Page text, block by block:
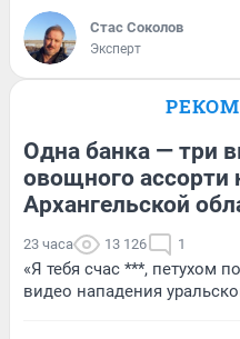
Стас Соколов
Эксперт
Одна банка — три
овощного ассорти
Архангельской
23 часа 13 126 1
«Я тебя счас ***, петухом
видео нападения